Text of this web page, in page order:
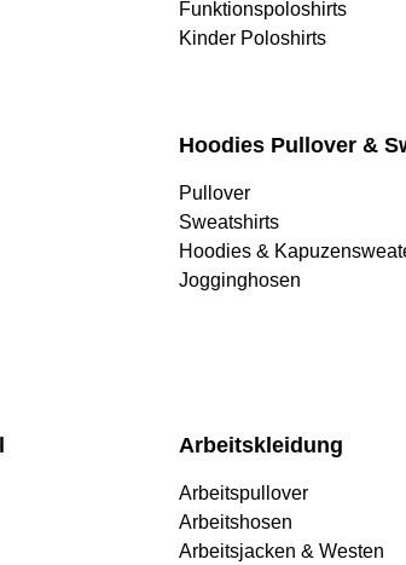
Funktionspoloshirts
Kinder Poloshirts
Hoodies Pullover &
Pullover
Sweatshirts
Hoodies &
Jogginghosen
Arbeitskleidung
Arbeitspullover
Arbeitshosen
Arbeitsjacken & Westen